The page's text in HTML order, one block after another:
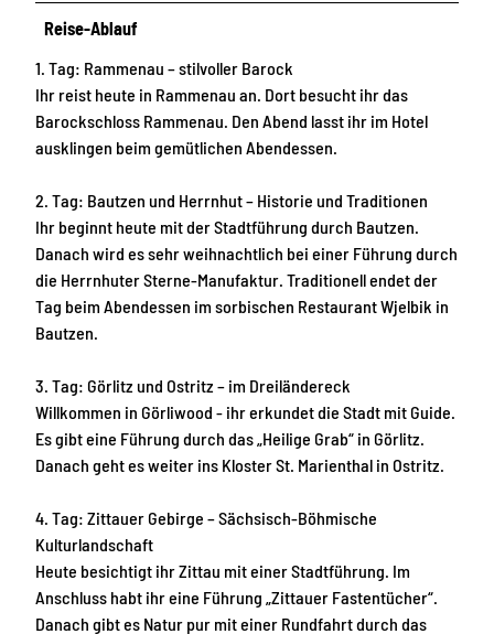
Reise-Ablauf
1. Tag: Rammenau – stilvoller Barock
Ihr reist heute in Rammenau an. Dort besucht ihr das
Barockschloss Rammenau. Den Abend lasst ihr im Hotel
ausklingen beim gemütlichen Abendessen.
2. Tag: Bautzen und Herrnhut – Historie und Traditionen
Ihr beginnt heute mit der Stadtführung durch Bautzen.
Danach wird es sehr weihnachtlich bei einer Führung durch
die Herrnhuter Sterne-Manufaktur. Traditionell endet der
Tag beim Abendessen im sorbischen Restaurant Wjelbik in
Bautzen.
3. Tag: Görlitz und Ostritz – im Dreiländereck
Willkommen in Görliwood - ihr erkundet die Stadt mit Guide.
Es gibt eine Führung durch das „Heilige Grab“ in Görlitz.
Danach geht es weiter ins Kloster St. Marienthal in Ostritz.
4. Tag: Zittauer Gebirge – Sächsisch-Böhmische
Kulturlandschaft
Heute besichtigt ihr Zittau mit einer Stadtführung. Im
Anschluss habt ihr eine Führung „Zittauer Fastentücher“.
Danach gibt es Natur pur mit einer Rundfahrt durch das